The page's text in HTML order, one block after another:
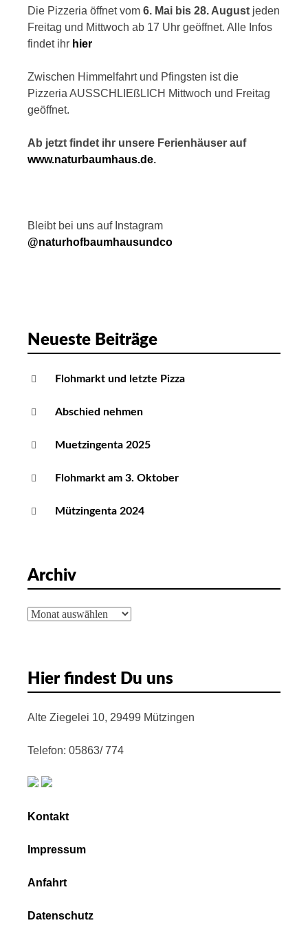
g
a
t
o
n
Die Pizzeria öffnet vom 6. Mai bis 28. August jeden
Freitag und Mittwoch ab 17 Uhr geöffnet. Alle Infos
findet ihr hier
Zwischen Himmelfahrt und Pfingsten ist die
Pizzeria AUSSCHLIEßLICH Mittwoch und Freitag
geöffnet.
Ab jetzt findet ihr unsere Ferienhäuser auf
www.naturbaumhaus.de.
Bleibt bei uns auf Instagram
@naturhofbaumhausundco
Neueste Beiträge
Flohmarkt und letzte Pizza
Abschied nehmen
Muetzingenta 2025
Flohmarkt am 3. Oktober
Mützingenta 2024
Archiv
Archiv
Hier findest Du uns
Alte Ziegelei 10, 29499 Mützingen
Telefon: 05863/ 774
Kontakt
Impressum
Anfahrt
Datenschutz